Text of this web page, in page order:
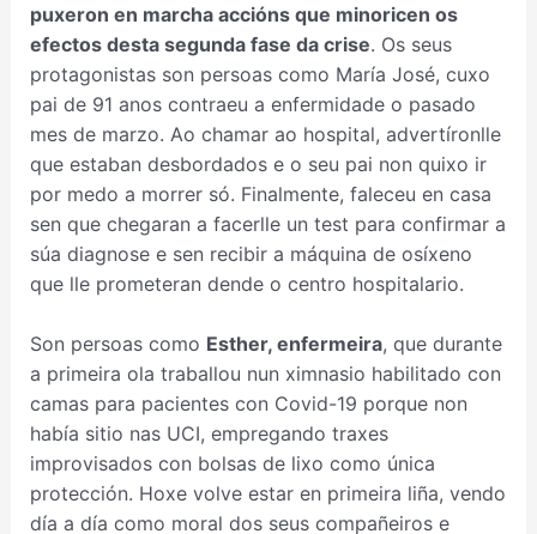
puxeron en marcha accións que minoricen os
efectos desta segunda fase da crise. Os seus
protagonistas son persoas como María José, cuxo
pai de 91 anos contraeu a enfermidade o pasado
mes de marzo. Ao chamar ao hospital, advertíronlle
que estaban desbordados e o seu pai non quixo ir
por medo a morrer só. Finalmente, faleceu en casa
sen que chegaran a facerlle un test para confirmar a
súa diagnose e sen recibir a máquina de osíxeno
que lle prometeran dende o centro hospitalario.
Son persoas como Esther, enfermeira, que durante
a primeira ola traballou nun ximnasio habilitado con
camas para pacientes con Covid-19 porque non
había sitio nas UCI, empregando traxes
improvisados con bolsas de lixo como única
protección. Hoxe volve estar en primeira liña, vendo
día a día como moral dos seus compañeiros e